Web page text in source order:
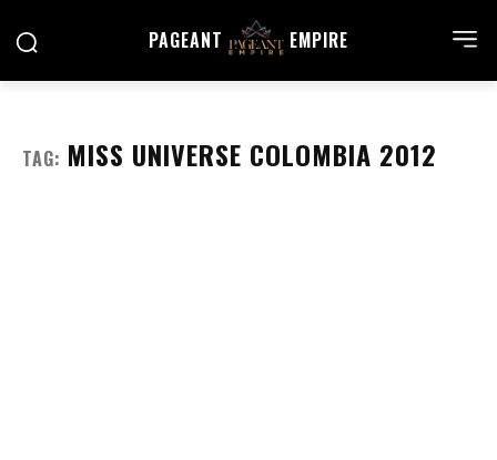
PAGEANT EMPIRE
TAG: MISS UNIVERSE COLOMBIA 2012